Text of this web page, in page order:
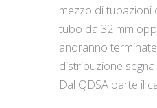
mezzo di tubazioni
tubo da 32 mm
andranno
distribuzione
Dal QDSA parte il